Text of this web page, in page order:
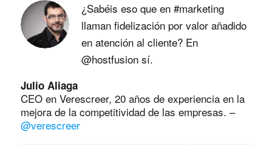
¿Sabéis eso que en #marketing
llaman fidelización por valor añadido
en atención al cliente? En
@hostfusion sí.
Julio Aliaga
CEO en Verescreer, 20 años de experiencia en la
mejora de la competitividad de las empresas. –
@verescreer